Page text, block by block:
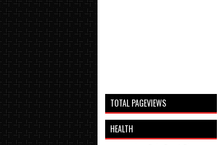
TOTAL PAGEVIEWS
HEALTH